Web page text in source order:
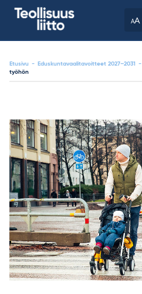
AA
Etusivu - Eduskuntavaalitavoitteet 2027–2031 -
työhön
clipboard.)